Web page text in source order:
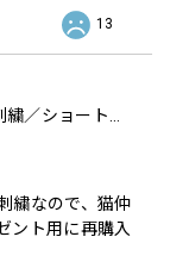
13
繍なので、猫仲
ント用に再購入